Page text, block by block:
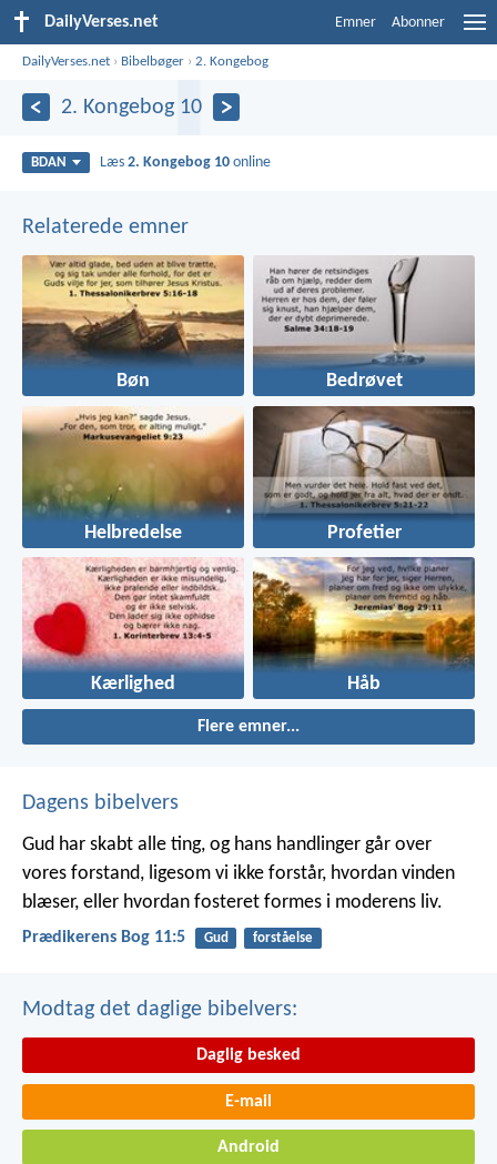
DailyVerses.net Emner Abonner
DailyVerses.net › Bibelbøger ›2. Kongebog
2. Kongebog 10
BDAN Læs2. Kongebog 10 online
Relaterede emner
Bøn Bedrøvet
Helbredelse Profetier
Kærlighed Håb
Flere emner...
Dagens bibelvers
Gud har skabt alle ting, og hans handlinger går over
vores forstand, ligesom vi ikke forstår, hvordan vinden
blæser, eller hvordan fosteret formes i moderens liv.
Prædikerens Bog 11:5 Gud forståelse
Modtag det daglige bibelvers:
Daglig besked
E-mail
Android